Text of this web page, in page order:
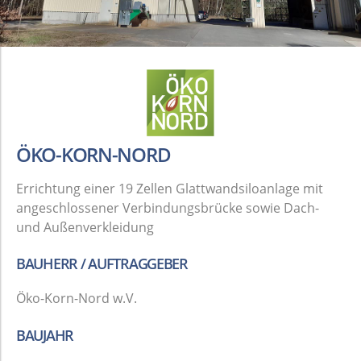
Schüttwände /
rechteckig
ERGÄNZENDE KOMPONENTEN
Annahme- und Verladegebäude
ÖKO-KORN-NORD
Errichtung einer 19 Zellen Glattwandsiloanlage mit
angeschlossener Verbindungsbrücke sowie Dach-
und Außenverkleidung
BAUHERR / AUFTRAGGEBER
Öko-Korn-Nord w.V.
BAUJAHR